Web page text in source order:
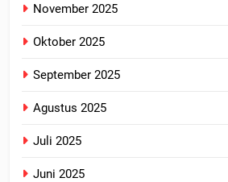
November 2025
Oktober 2025
September 2025
Agustus 2025
Juli 2025
Juni 2025